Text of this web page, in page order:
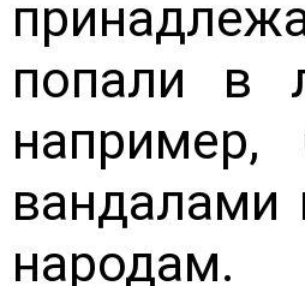
попали в
например,
вандалами